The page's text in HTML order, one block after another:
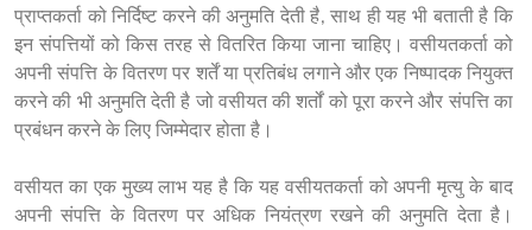
प्राप्तकर्ता को निर्दिष्ट करने की अनुमति देती है, साथ ही यह भी बताती है कि
इन संपत्तियों को किस तरह से वितरित किया जाना चाहिए। वसीयतकर्ता को
अपनी संपत्ति के वितरण पर शर्तें या प्रतिबंध लगाने और एक निष्पादक नियुक्त
करने की भी अनुमति देती है जो वसीयत की शर्तों को पूरा करने और संपत्ति का
प्रबंधन करने के लिए जिम्मेदार होता है।
वसीयत का एक मुख्य लाभ यह है कि यह वसीयतकर्ता को अपनी मृत्यु के बाद
अपनी संपत्ति के वितरण पर अधिक नियंत्रण रखने की अनुमति देता है।